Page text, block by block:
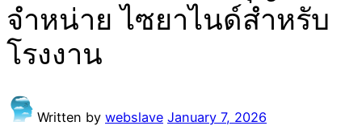
จำหน่าย ไซยาไนด์สำหรับ
โรงงาน
Written by webslave January 7, 2026